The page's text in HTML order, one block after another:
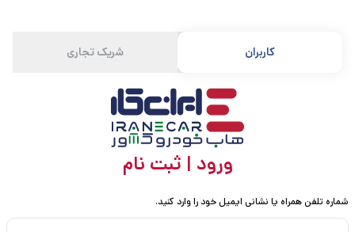
کاربران شریک تجاری
ورود | ثبت نام
شماره تلفن همراه یا نشانی ایمیل خود را وارد کنید.